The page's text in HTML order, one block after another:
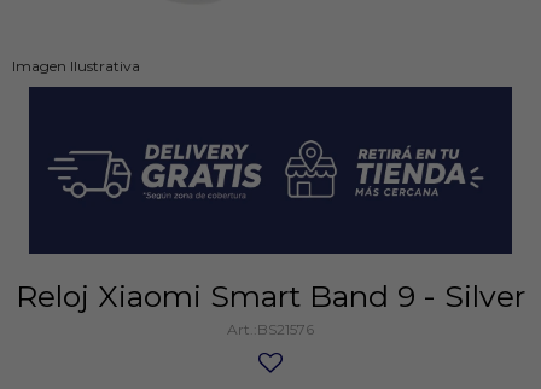
Imagen Ilustrativa
Reloj Xiaomi Smart Band 9 - Silver
BS21576